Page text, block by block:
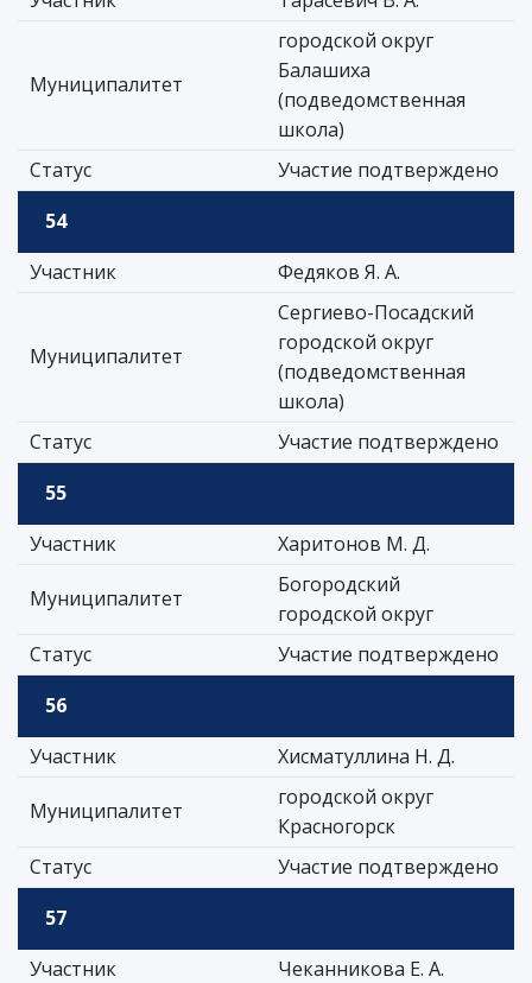
Муниципалитет
городской округ
Балашиха
(подведомственная
школа)
Статус
Участие подтверждено
54
Участник
Федяков Я. А.
Муниципалитет
Сергиево-Посадский
городской округ
(подведомственная
школа)
Статус
Участие подтверждено
55
Участник
Харитонов М. Д.
Муниципалитет
Богородский
городской округ
Статус
Участие подтверждено
56
Участник
Хисматуллина Н. Д.
Муниципалитет
городской округ
Красногорск
Статус
Участие подтверждено
57
Участник
Чеканникова Е. А.